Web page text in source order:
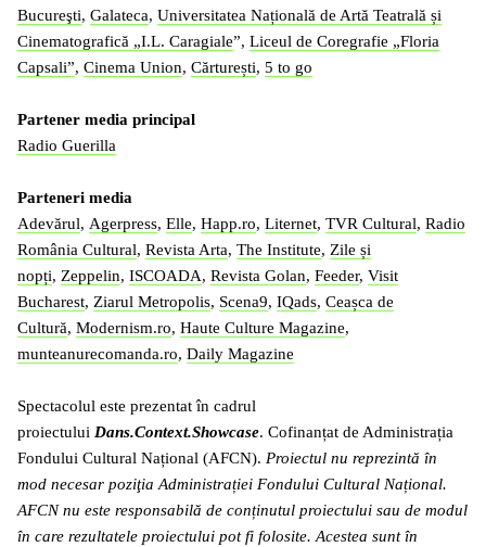
Bucureşti, Galateca, Universitatea Națională de Artă Teatrală și
Cinematografică „I.L. Caragiale”, Liceul de Coregrafie „Floria
Capsali”, Cinema Union, Cărturești, 5 to go
Partener media principal
Radio Guerilla
Parteneri media
Adevărul, Agerpress, Elle, Happ.ro, Liternet, TVR Cultural, Radio
România Cultural, Revista Arta, The Institute, Zile și
nopți, Zeppelin, ISCOADA, Revista Golan, Feeder, Visit
Bucharest, Ziarul Metropolis, Scena9, IQads, Ceașca de
Cultură, Modernism.ro, Haute Culture Magazine,
munteanurecomanda.ro, Daily Magazine
Spectacolul este prezentat în cadrul
proiectului Dans.Context.Showcase. Cofinanțat de Administrația
Fondului Cultural Național (AFCN). Proiectul nu reprezintă în
mod necesar poziţia Administrației Fondului Cultural Național.
AFCN nu este responsabilă de conținutul proiectului sau de modul
în care rezultatele proiectului pot fi folosite. Acestea sunt în